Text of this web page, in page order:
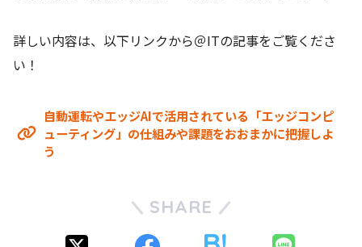
詳しい内容は、以下リンクから＠ITの記事をご覧くださ
い！
自動運転やエッジAIで活用されている「エッジコンピ
ューティング」の仕組みや課題をおおまかに把握しよ
う
SHARE